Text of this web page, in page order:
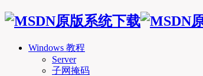
Windows 教程
Server
子网掩码